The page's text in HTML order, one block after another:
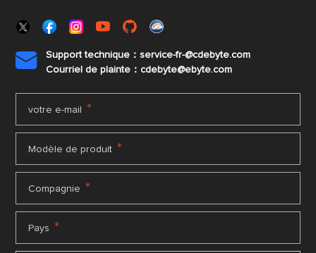

Support technique：service-fr-@cdebyte.com
Courriel de plainte：cdebyte@ebyte.com
votre e-mail *
Modèle de produit *
Compagnie *
Pays *